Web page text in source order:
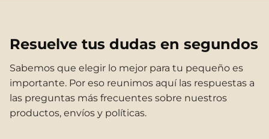
Resuelve tus dudas en segundos
Sabemos que elegir lo mejor para tu pequeño es
importante. Por eso reunimos aquí las respuestas a
las preguntas más frecuentes sobre nuestros
productos, envíos y políticas.